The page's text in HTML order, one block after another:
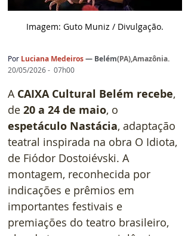
Imagem: Guto Muniz / Divulgação.
Por Luciana Medeiros— Belém(PA),Amazônia.
20/05/2026 -  07h00
A CAIXA Cultural Belém recebe,
de 20 a 24 de maio, o
espetáculo Nastácia, adaptação
teatral inspirada na obra O Idiota,
de Fiódor Dostoiévski. A
montagem, reconhecida por
indicações e prêmios em
importantes festivais e
premiações do teatro brasileiro,